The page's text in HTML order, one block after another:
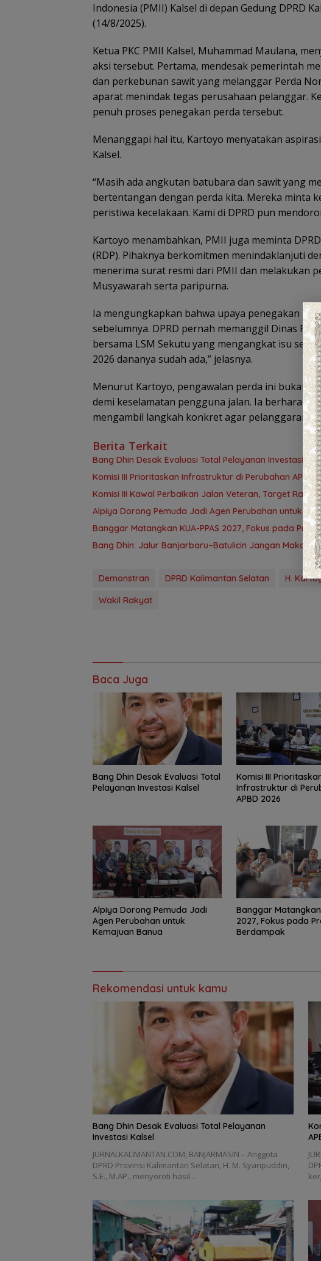
Indonesia (PMII) Kalsel di depan Gedung DPRD
(14/8/2025).
Ketua PKC PMII Kalsel, Muhammad Maulana,
aksi tersebut. Pertama, mendesak pemerintah
dan perkebunan sawit yang melanggar Perda
aparat menindak tegas perusahaan pelanggar.
penuh proses penegakan perda tersebut.
Menanggapi hal itu, Kartoyo menyatakan
Kalsel.
“Masih ada angkutan batubara dan sawit yang
bertentangan dengan perda kita. Mereka minta
peristiwa kecelakaan. Kami di DPRD pun
Kartoyo menambahkan, PMII juga meminta
(RDP). Pihaknya berkomitmen menindaklanjuti
menerima surat resmi dari PMII dan melakukan
Musyawarah serta paripurna.
Ia mengungkapkan bahwa upaya penegakan
sebelumnya. DPRD pernah memanggil Dinas
bersama LSM Sekutu yang mengangkat isu
2026 dananya sudah ada,” jelasnya.
Menurut Kartoyo, pengawalan perda ini bukan
demi keselamatan pengguna jalan. Ia berharap
mengambil langkah konkret agar pelanggaran
Berita Terkait
‎Bang Dhin Desak Evaluasi Total Pelayanan Investasi
‎Komisi III Prioritaskan Infrastruktur di Perubahan APBD
Komisi III Kawal Perbaikan Jalan Veteran, Target
‎Alpiya Dorong Pemuda Jadi Agen Perubahan untuk
‎Banggar Matangkan KUA-PPAS 2027, Fokus pada
Bang Dhin: Jalur Banjarbaru–Batulicin Jangan Makan
Demonstran DPRD Kalimantan Selatan H.
Wakil Rakyat
Baca Juga
‎Bang Dhin Desak Evaluasi Total
Pelayanan Investasi Kalsel
‎Komisi III
Infrastruktur di
APBD 2026
‎Alpiya Dorong Pemuda Jadi
Agen Perubahan untuk
Kemajuan Banua ‎
‎Banggar Matangkan
2027, Fokus pada
Berdampak
Rekomendasi untuk kamu
‎Bang Dhin Desak Evaluasi Total Pelayanan
Investasi Kalsel
JURNALKALIMANTAN.COM, ‎BANJARMASIN – Anggota
DPRD Provinsi Kalimantan Selatan, H. M. Syaripuddin,
S.E., M.AP., menyoroti hasil…